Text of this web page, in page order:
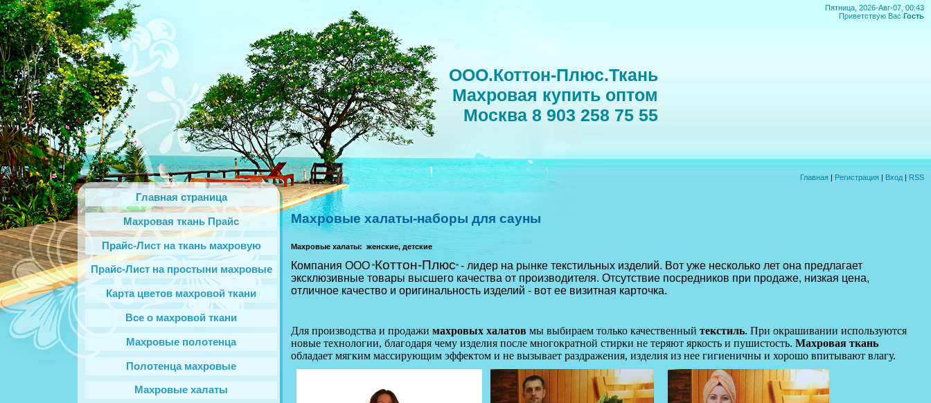
Пятница, 2026-Авг-07, 00:43
Приветствую Вас Гость
ООО.Коттон-Плюс.Ткань
Махровая купить оптом
Москва 8 903 258 75 55
Главная | Регистрация | Вход | RSS
Главная страница
Махровая ткань Прайс
Прайс-Лист на ткань махровую
Прайс-Лист на простыни махровые
Карта цветов махровой ткани
Все о махровой ткани
Махровые полотенца
Полотенца махровые
Махровые халаты
Махровые халаты-наборы для сауны
Махровые халаты: женские, детские
Компания ООО "Коттон-Плюс" - лидер на рынке текстильных изделий. Вот уже несколько лет она предлагает
эксклюзивные товары высшего качества от производителя. Отсутствие посредников при продаже, низкая цена,
отличное качество и оригинальность изделий - вот ее визитная карточка.
Для производства и продажи махровых халатов мы выбираем только качественный текстиль. При окрашивании используются
новые технологии, благодаря чему изделия после многократной стирки не теряют яркость и пушистость. Махровая ткань
обладает мягким массирующим эффектом и не вызывает раздражения, изделия из нее гигиеничны и хорошо впитывают влагу.